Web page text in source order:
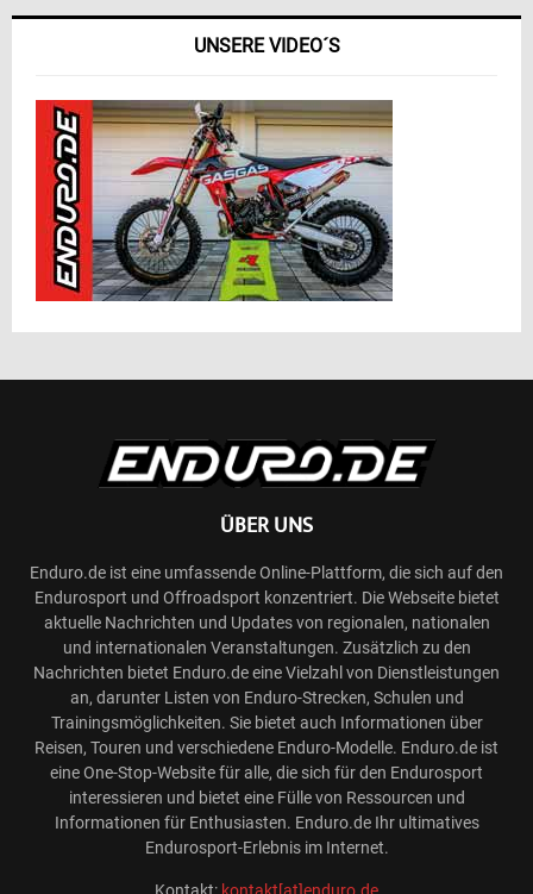
UNSERE VIDEO´S
ÜBER UNS
Enduro.de ist eine umfassende Online-Plattform, die sich auf den
Endurosport und Offroadsport konzentriert. Die Webseite bietet
aktuelle Nachrichten und Updates von regionalen, nationalen
und internationalen Veranstaltungen. Zusätzlich zu den
Nachrichten bietet Enduro.de eine Vielzahl von Dienstleistungen
an, darunter Listen von Enduro-Strecken, Schulen und
Trainingsmöglichkeiten. Sie bietet auch Informationen über
Reisen, Touren und verschiedene Enduro-Modelle. Enduro.de ist
eine One-Stop-Website für alle, die sich für den Endurosport
interessieren und bietet eine Fülle von Ressourcen und
Informationen für Enthusiasten. Enduro.de Ihr ultimatives
Endurosport-Erlebnis im Internet.